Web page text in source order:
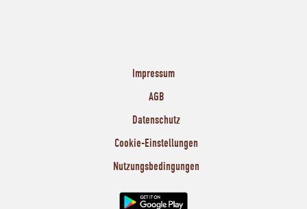
Impressum
AGB
Datenschutz
Cookie-Einstellungen
Nutzungsbedingungen